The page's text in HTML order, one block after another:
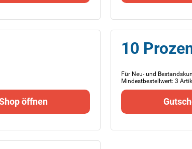
öffnen
10
Für Neu- und
Mindestbestellwert: 3